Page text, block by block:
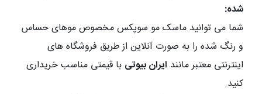
شده:
شما می توانید ماسک مو سوپکس مخصوص موهای حساس
و رنگ شده را به صورت آنلاین از طریق فروشگاه های
اینترنتی معتبر مانند ایران بیوتی با قیمتی مناسب خریداری
کنید.